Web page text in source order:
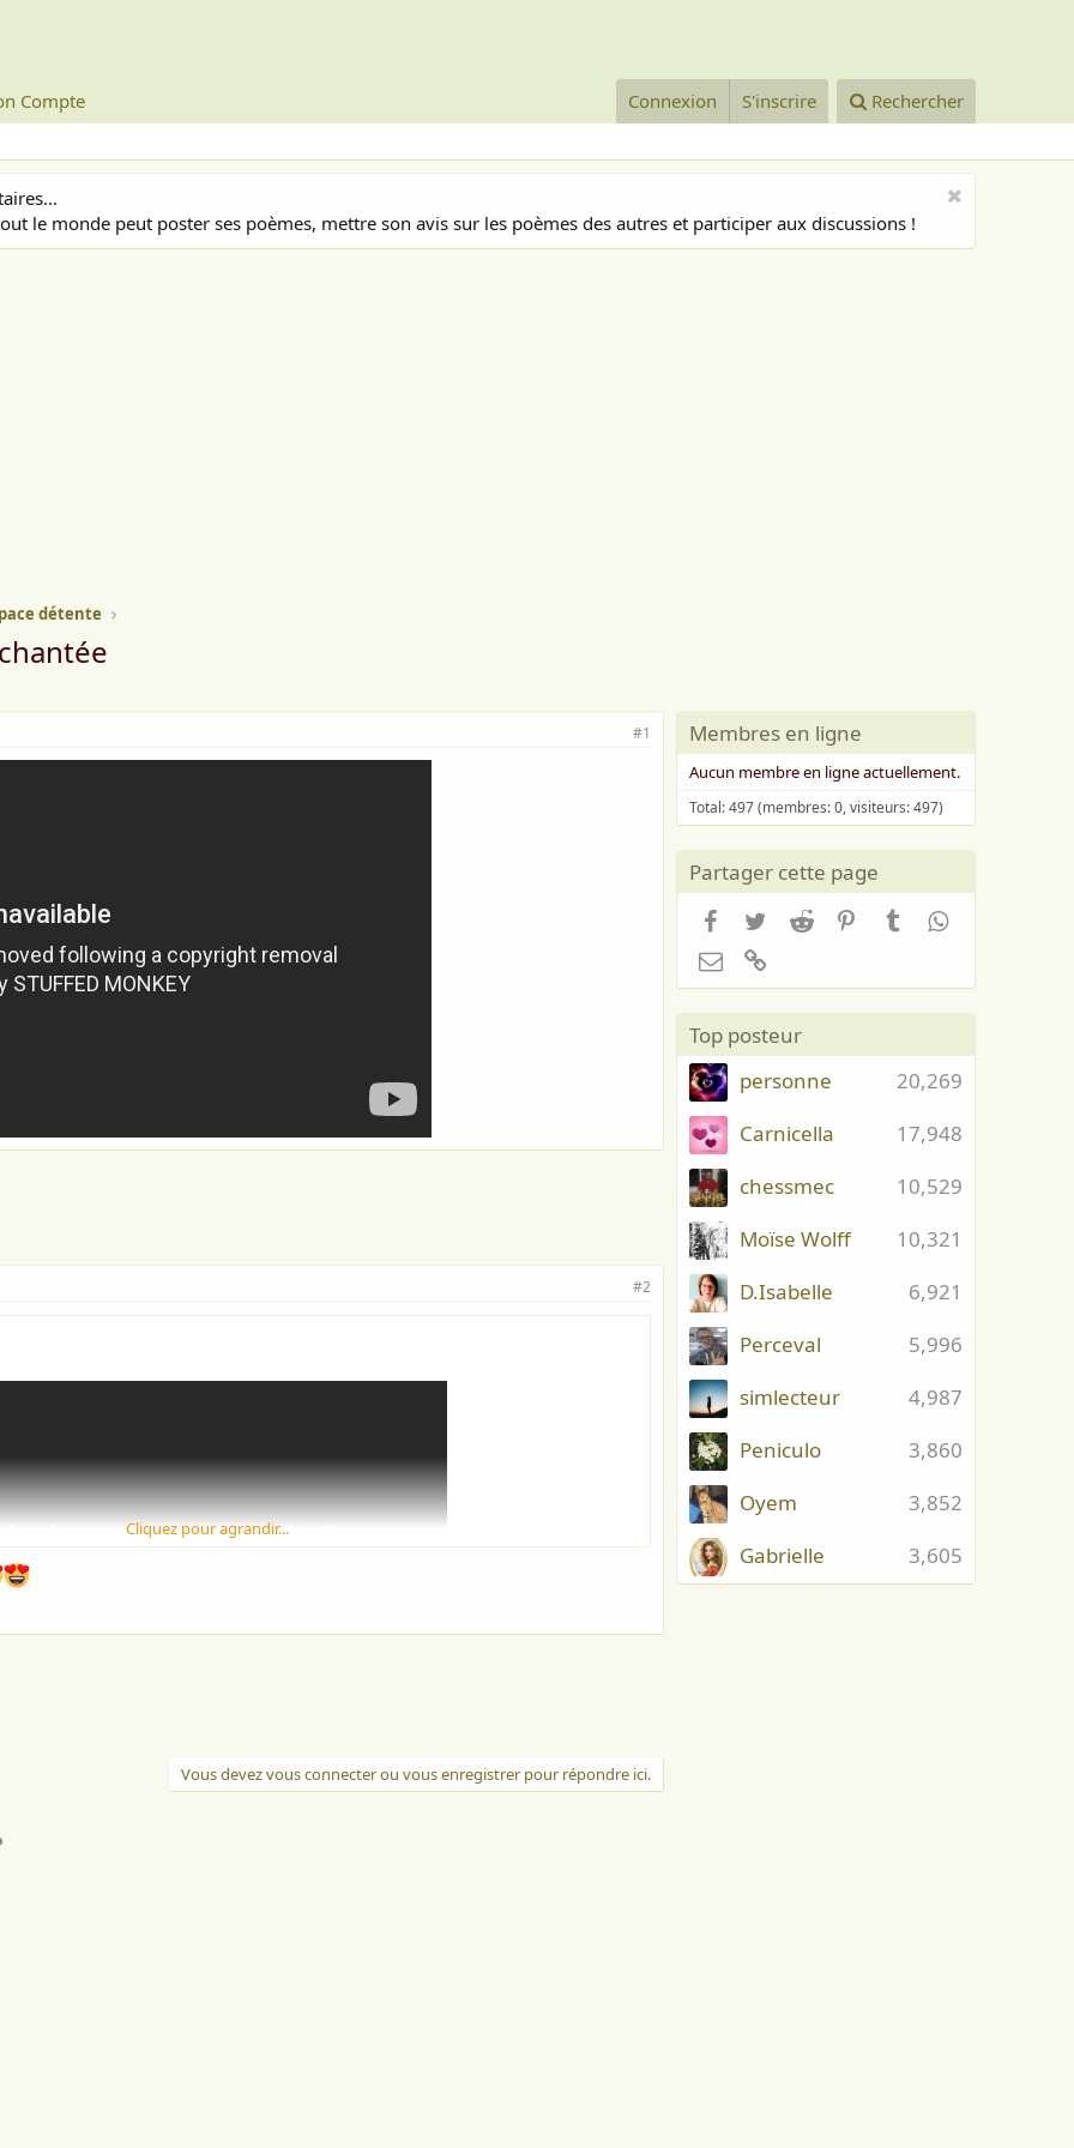
Compte Connexion S'inscrire Rechercher
le monde peut poster ses poèmes, mettre son avis sur les poèmes des autres et participer aux discussions !
détente
#1
#2
Cliquez pour agrandir...
Vous devez vous connecter ou vous enregistrer pour répondre ici.
Membres en ligne
Aucun membre en ligne actuellement.
Total: 497 (membres: 0, visiteurs: 497)
Partager cette page
Facebook
TwitterReddit PinterestTumblrWhatsApp
Email
Top posteur
20,269
personne
17,948
Carnicella
10,529
chessmec
10,321
Moïse Wolff
6,921
D.Isabelle
5,996
Perceval
4,987
simlecteur
3,860
Peniculo
3,852
Oyem
3,605
Gabrielle